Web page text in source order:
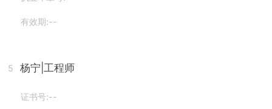
有效期:--
5 杨宁 |工程师
证书号:--